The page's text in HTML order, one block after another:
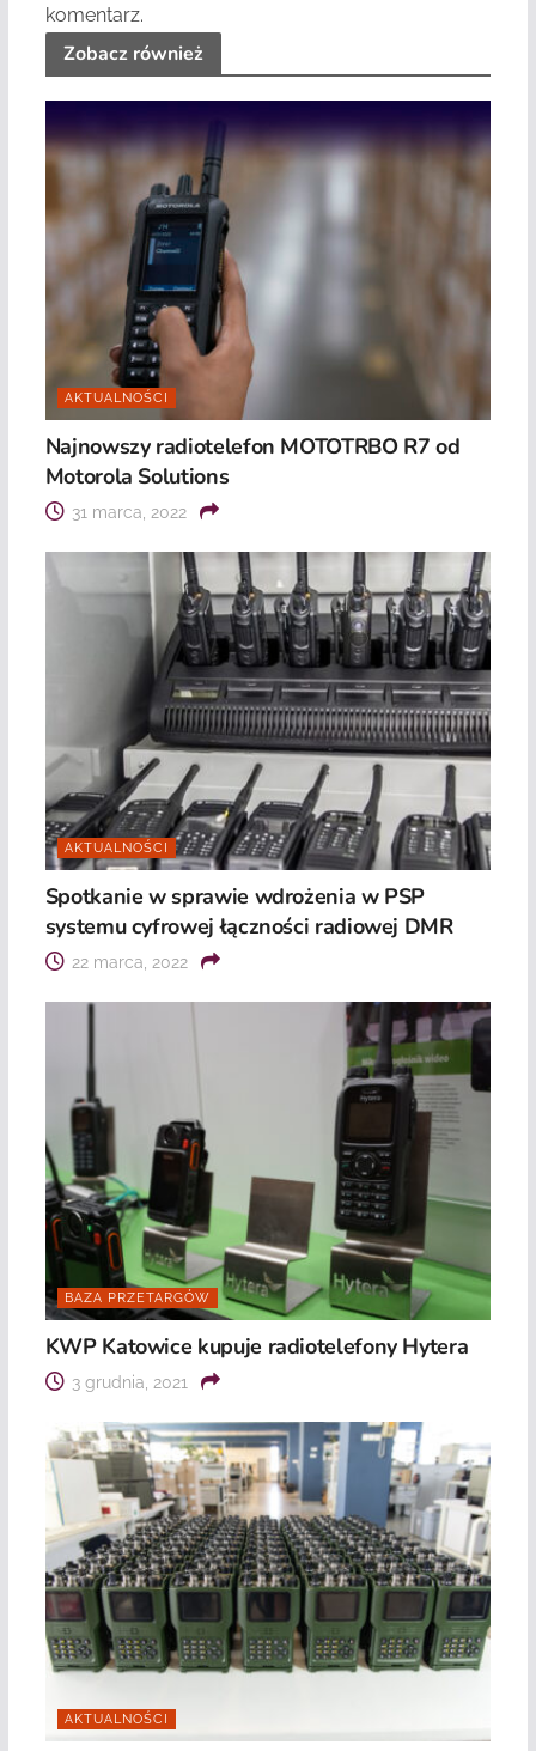
komentarz.
Zobacz również
AKTUALNOŚCI
Najnowszy radiotelefon MOTOTRBO R7 od
Motorola Solutions
31 marca, 2022
AKTUALNOŚCI
Spotkanie w sprawie wdrożenia w PSP
systemu cyfrowej łączności radiowej DMR
22 marca, 2022
BAZA PRZETARGÓW
KWP Katowice kupuje radiotelefony Hytera
3 grudnia, 2021
AKTUALNOŚCI